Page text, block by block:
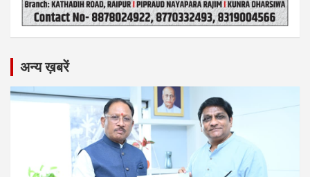
अन्य ख़बरें